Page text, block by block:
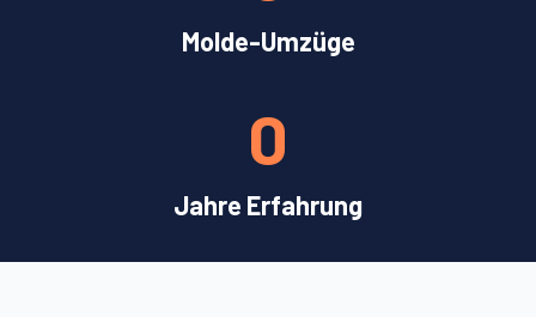
Molde-Umzüge
Jahre Erfahrung
0